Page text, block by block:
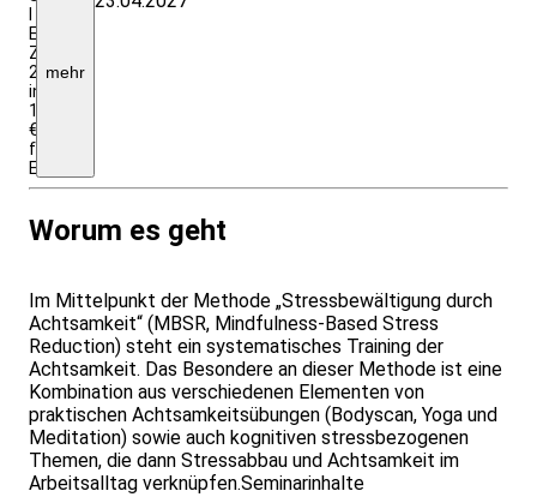
EZ-
Zuschlag:
212,50€
insgesamt;
1245
€
für
Einrichtungen/Firmen
mehr
Worum es geht
Im Mittelpunkt der Methode „Stressbewältigung durch
Achtsamkeit“ (MBSR, Mindfulness-Based Stress
Reduction) steht ein systematisches Training der
Achtsamkeit. Das Besondere an dieser Methode ist eine
Kombination aus verschiedenen Elementen von
praktischen Achtsamkeitsübungen (Bodyscan, Yoga und
Meditation) sowie auch kognitiven stressbezogenen
Themen, die dann Stressabbau und Achtsamkeit im
Arbeitsalltag verknüpfen.Seminarinhalte